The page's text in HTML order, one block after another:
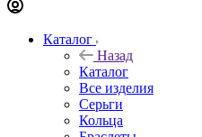
Каталог
Назад
Каталог
Все изделия
Серьги
Кольца